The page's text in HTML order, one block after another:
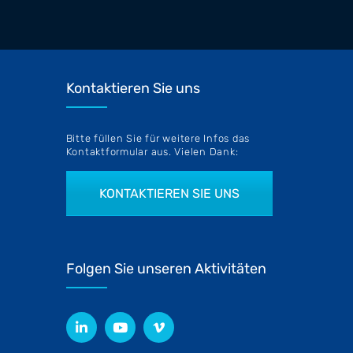
Kontaktieren Sie uns
Bitte füllen Sie für weitere Infos das
Kontaktformular aus. Vielen Dank:
KONTAKTIEREN SIE UNS
Folgen Sie unseren Aktivitäten